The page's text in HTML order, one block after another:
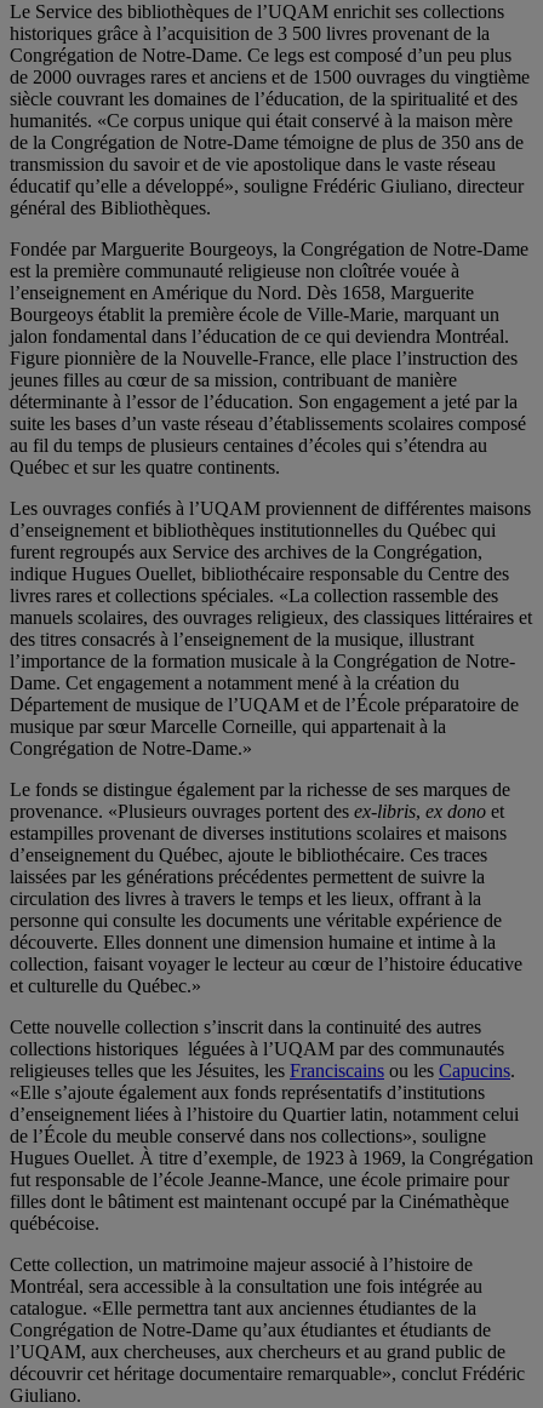
Le Service des bibliothèques de l’UQAM enrichit ses collections
historiques grâce à l’acquisition de 3 500 livres provenant de la
Congrégation de Notre-Dame. Ce legs est composé d’un peu plus
de 2000 ouvrages rares et anciens et de 1500 ouvrages du vingtième
siècle couvrant les domaines de l’éducation, de la spiritualité et des
humanités. «Ce corpus unique qui était conservé à la maison mère
de la Congrégation de Notre-Dame témoigne de plus de 350 ans de
transmission du savoir et de vie apostolique dans le vaste réseau
éducatif qu’elle a développé», souligne Frédéric Giuliano, directeur
général des Bibliothèques.
Fondée par Marguerite Bourgeoys, la Congrégation de Notre-Dame
est la première communauté religieuse non cloîtrée vouée à
l’enseignement en Amérique du Nord. Dès 1658, Marguerite
Bourgeoys établit la première école de Ville-Marie, marquant un
jalon fondamental dans l’éducation de ce qui deviendra Montréal.
Figure pionnière de la Nouvelle-France, elle place l’instruction des
jeunes filles au cœur de sa mission, contribuant de manière
déterminante à l’essor de l’éducation. Son engagement a jeté par la
suite les bases d’un vaste réseau d’établissements scolaires composé
au fil du temps de plusieurs centaines d’écoles qui s’étendra au
Québec et sur les quatre continents.
Les ouvrages confiés à l’UQAM proviennent de différentes maisons
d’enseignement et bibliothèques institutionnelles du Québec qui
furent regroupés aux Service des archives de la Congrégation,
indique Hugues Ouellet, bibliothécaire responsable du Centre des
livres rares et collections spéciales. «La collection rassemble des
manuels scolaires, des ouvrages religieux, des classiques littéraires et
des titres consacrés à l’enseignement de la musique, illustrant
l’importance de la formation musicale à la Congrégation de Notre-
Dame. Cet engagement a notamment mené à la création du
Département de musique de l’UQAM et de l’École préparatoire de
musique par sœur Marcelle Corneille, qui appartenait à la
Congrégation de Notre-Dame.»
Le fonds se distingue également par la richesse de ses marques de
provenance. «Plusieurs ouvrages portent des ex-libris, ex dono et
estampilles provenant de diverses institutions scolaires et maisons
d’enseignement du Québec, ajoute le bibliothécaire. Ces traces
laissées par les générations précédentes permettent de suivre la
circulation des livres à travers le temps et les lieux, offrant à la
personne qui consulte les documents une véritable expérience de
découverte. Elles donnent une dimension humaine et intime à la
collection, faisant voyager le lecteur au cœur de l’histoire éducative
et culturelle du Québec.»
Cette nouvelle collection s’inscrit dans la continuité des autres
collections historiques léguées à l’UQAM par des communautés
religieuses telles que les Jésuites, les Franciscains ou les Capucins.
«Elle s’ajoute également aux fonds représentatifs d’institutions
d’enseignement liées à l’histoire du Quartier latin, notamment celui
de l’École du meuble conservé dans nos collections», souligne
Hugues Ouellet. À titre d’exemple, de 1923 à 1969, la Congrégation
fut responsable de l’école Jeanne-Mance, une école primaire pour
filles dont le bâtiment est maintenant occupé par la Cinémathèque
québécoise.
Cette collection, un matrimoine majeur associé à l’histoire de
Montréal, sera accessible à la consultation une fois intégrée au
catalogue. «Elle permettra tant aux anciennes étudiantes de la
Congrégation de Notre-Dame qu’aux étudiantes et étudiants de
l’UQAM, aux chercheuses, aux chercheurs et au grand public de
découvrir cet héritage documentaire remarquable», conclut Frédéric
Giuliano.